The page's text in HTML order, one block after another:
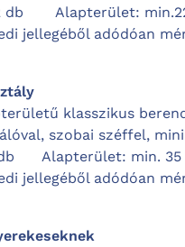
db Alapterület:
jellegéből adódóan
klasszikus
szobai széffel,
Alapterület: min.
jellegéből adódóan